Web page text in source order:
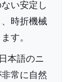
い安定し
時折機械
す。
本語のニ
常に自然